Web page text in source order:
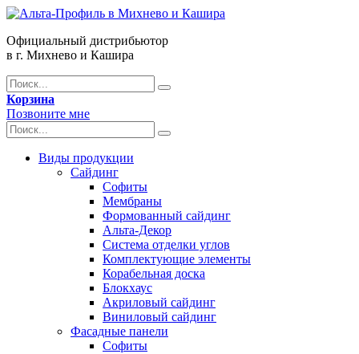
Официальный дистрибьютор
в г. Михнево и Кашира
Корзина
Позвоните мне
Виды продукции
Сайдинг
Софиты
Мембраны
Формованный сайдинг
Альта-Декор
Система отделки углов
Комплектующие элементы
Корабельная доска
Блокхаус
Акриловый сайдинг
Виниловый сайдинг
Фасадные панели
Софиты